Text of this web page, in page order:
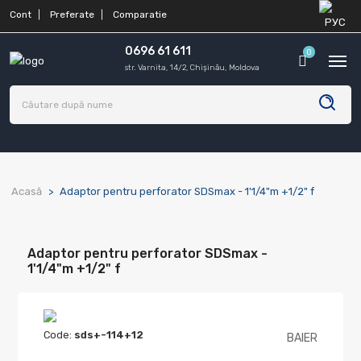
Cont Preferate Comparatie
0696 61 611
str. Varnita, 14/2, Chișinău, Moldova
0
Acasă Adaptor pentru perforator SDSmax - 1'1/4"m +1/2" f
Adaptor pentru perforator SDSmax -
1'1/4"m +1/2" f
Code: sds+-114+12 BAIER